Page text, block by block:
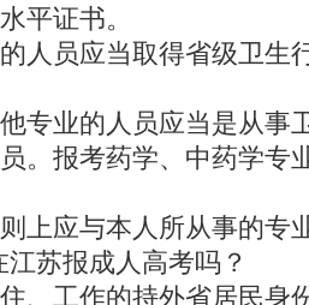
平证书。
人员应当取得省级卫生
专业的人员应当是从事
。报考药学、中药学专
上应与本人所从事的专
苏报成人高考吗？
、工作的持外省居民身